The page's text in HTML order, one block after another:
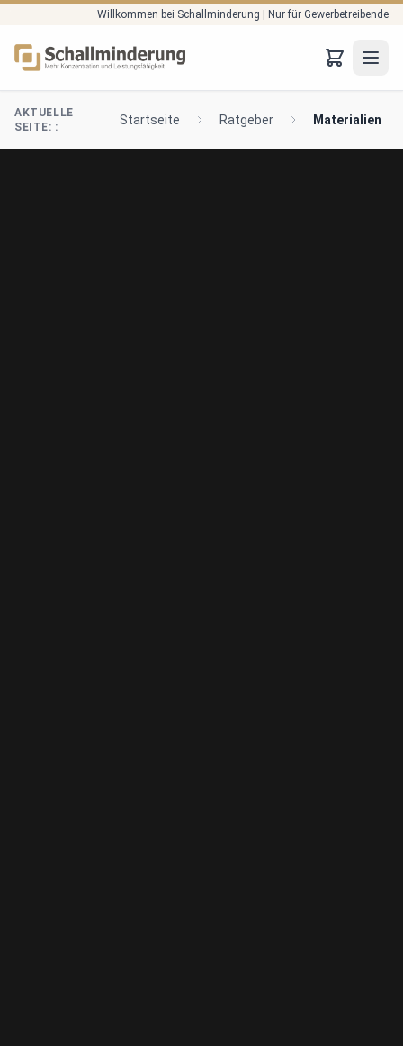
Willkommen bei Schallminderung | Nur für Gewerbetreibende
AKTUELLE
SEITE: :
Startseite Ratgeber Materialien